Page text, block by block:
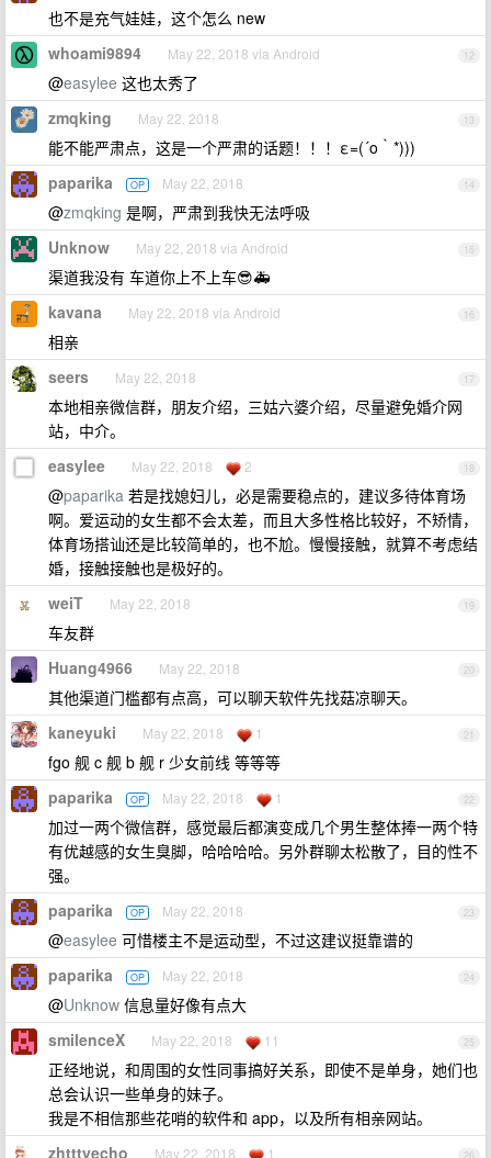
也不是充气娃娃，这个怎么 new
12
whoami9894 May 22, 2018 via Android
@easylee 这也太秀了
13
zmqking May 22, 2018
能不能严肃点，这是一个严肃的话题！！！ε=(´ο｀*)))
14
paparika OP May 22, 2018
@zmqking 是啊，严肃到我快无法呼吸
15
Unknow May 22, 2018 via Android
渠道我没有 车道你上不上车😎🚑
16
kavana May 22, 2018 via Android
相亲
17
seers May 22, 2018
本地相亲微信群，朋友介绍，三姑六婆介绍，尽量避免婚介网
站，中介。
18
easylee May 22, 2018 2
@paparika 若是找媳妇儿，必是需要稳点的，建议多待体育场
啊。爱运动的女生都不会太差，而且大多性格比较好，不矫情，
体育场搭讪还是比较简单的，也不尬。慢慢接触，就算不考虑结
婚，接触接触也是极好的。
19
weiT May 22, 2018
车友群
20
Huang4966 May 22, 2018
其他渠道门槛都有点高，可以聊天软件先找菇凉聊天。
21
kaneyuki May 22, 2018 1
fgo 舰 c 舰 b 舰 r 少女前线 等等等
22
paparika OP May 22, 2018 1
加过一两个微信群，感觉最后都演变成几个男生整体捧一两个特
有优越感的女生臭脚，哈哈哈哈。另外群聊太松散了，目的性不
强。
23
paparika OP May 22, 2018
@easylee 可惜楼主不是运动型，不过这建议挺靠谱的
24
paparika OP May 22, 2018
@Unknow 信息量好像有点大
25
smilenceX May 22, 2018 11
正经地说，和周围的女性同事搞好关系，即使不是单身，她们也
总会认识一些单身的妹子。
我是不相信那些花哨的软件和 app，以及所有相亲网站。
zhtttyecho May 22, 2018 1